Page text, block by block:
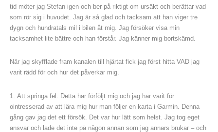
tid möter jag Stefan igen och ber på riktigt om ursäkt och berättar vad
som rör sig i huvudet. Jag är så glad och tacksam att han viger tre
dygn och hundratals mil i bilen åt mig. Jag försöker visa min
tacksamhet lite bättre och han förstår. Jag känner mig bortskämd.
När jag skyfflade fram kanalen till hjärtat fick jag först hitta VAD jag
varit rädd för och hur det påverkar mig.
Att springa fel. Detta har förföljt mig och jag har varit för
ointresserad av att lära mig hur man följer en karta i Garmin. Denna
gång gav jag det ett försök. Det var hur lätt som helst. Jag tog eget
ansvar och lade det inte på någon annan som jag annars brukar – och